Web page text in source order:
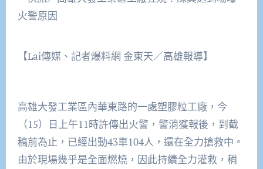
【Lai傳媒、記者爆料網 金東天／高雄報導】
高雄大發工業區內華東路的一處塑膠粒工廠，今
（15）日上午11時許傳出火警，警消獲報後，到截
稿前為止，已經出動43車104人，還在全力搶救中。
由於現場幾乎是全面燃燒，因此持續全力灌救，稍